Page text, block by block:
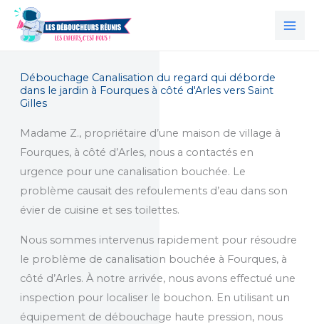
Aller
contenu
Débouchage Canalisation du regard qui déborde
dans le jardin à Fourques à côté d'Arles vers Saint
Gilles
Madame Z., propriétaire d’une maison de village à
Fourques, à côté d’Arles, nous a contactés en
urgence pour une canalisation bouchée. Le
problème causait des refoulements d’eau dans son
évier de cuisine et ses toilettes.
Nous sommes intervenus rapidement pour résoudre
le problème de canalisation bouchée à Fourques, à
côté d’Arles. À notre arrivée, nous avons effectué une
inspection pour localiser le bouchon. En utilisant un
équipement de débouchage haute pression, nous